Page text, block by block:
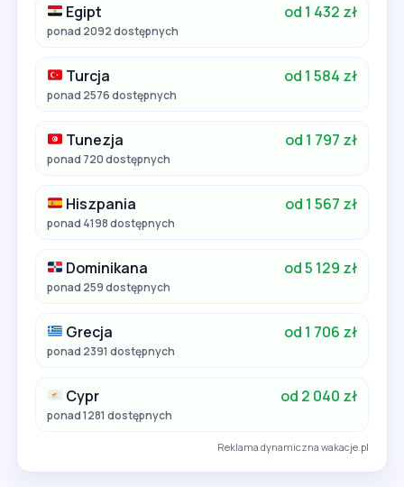
Egipt od 1 432 zł
ponad 2092 dostępnych
Turcja od 1 584 zł
ponad 2576 dostępnych
Tunezja od 1 797 zł
ponad 720 dostępnych
Hiszpania od 1 567 zł
ponad 4198 dostępnych
Dominikana od 5 129 zł
ponad 259 dostępnych
Grecja od 1 706 zł
ponad 2391 dostępnych
Cypr od 2 040 zł
ponad 1281 dostępnych
Reklama dynamiczna wakacje.pl